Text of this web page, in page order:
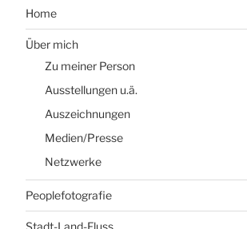
Home
Über mich
Zu meiner Person
Ausstellungen u.ä.
Auszeichnungen
Medien/Presse
Netzwerke
Peoplefotografie
Stadt-Land-Fluss